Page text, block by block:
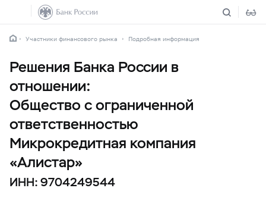
Участники финансового рынка Подробная информация
Решения Банка России в
отношении:
Общество с ограниченной
ответственностью
Микрокредитная компания
«Алистар»
ИНН: 9704249544